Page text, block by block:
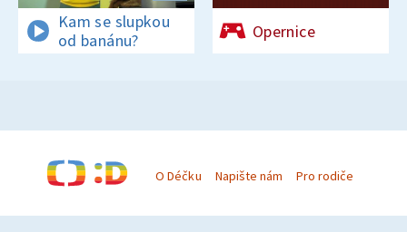
Kam se slupkou
od banánu?
Opernice
O Déčku Napište nám Pro rodiče